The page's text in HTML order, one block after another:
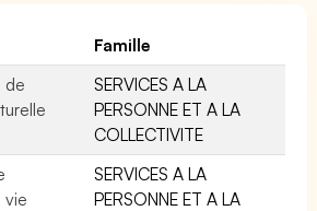
Famille
de
SERVICES A LA
PERSONNE ET A LA
COLLECTIVITE
vie
SERVICES A LA
PERSONNE ET A LA